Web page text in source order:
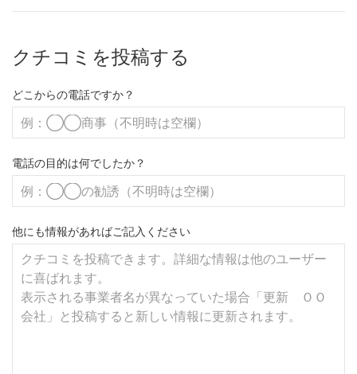
クチコミを投稿する
どこからの電話ですか？
電話の目的は何でしたか？
他にも情報があればご記入ください